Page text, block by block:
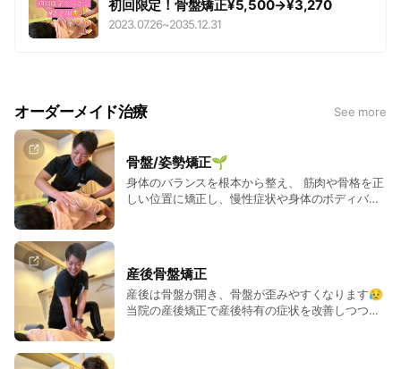
初回限定！骨盤矯正¥5,500→¥3,270
2023.07.26~2035.12.31
オーダーメイド治療 See more
骨盤/姿勢矯正🌱
身体のバランスを根本から整え、 筋肉や骨格を正
しい位置に矯正し、慢性症状や身体のボディバラ
産後骨盤矯正
産後は骨盤が開き、骨盤が歪みやすくなります😥
当院の産後矯正で産後特有の症状を改善しつつ、